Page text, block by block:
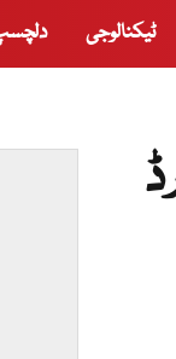
ٹیکنالوجی